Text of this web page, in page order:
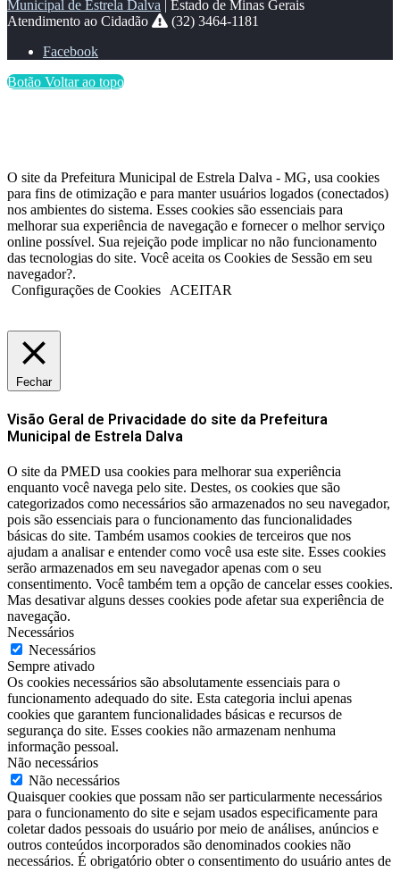
Municipal de Estrela Dalva | Estado de Minas Gerais
Atendimento ao Cidadão
(32) 3464-1181
Facebook
Botão Voltar ao topo
O site da Prefeitura Municipal de Estrela Dalva - MG, usa cookies
para fins de otimização e para manter usuários logados (conectados)
nos ambientes do sistema. Esses cookies são essenciais para
melhorar sua experiência de navegação e fornecer o melhor serviço
online possível. Sua rejeição pode implicar no não funcionamento
das tecnologias do site. Você aceita os Cookies de Sessão em seu
navegador?.
Configurações de Cookies
ACEITAR
Fechar
Visão Geral de Privacidade do site da Prefeitura
Municipal de Estrela Dalva
O site da PMED usa cookies para melhorar sua experiência
enquanto você navega pelo site. Destes, os cookies que são
categorizados como necessários são armazenados no seu navegador,
pois são essenciais para o funcionamento das funcionalidades
básicas do site. Também usamos cookies de terceiros que nos
ajudam a analisar e entender como você usa este site. Esses cookies
serão armazenados em seu navegador apenas com o seu
consentimento. Você também tem a opção de cancelar esses cookies.
Mas desativar alguns desses cookies pode afetar sua experiência de
navegação.
Necessários
Necessários
Sempre ativado
Os cookies necessários são absolutamente essenciais para o
funcionamento adequado do site. Esta categoria inclui apenas
cookies que garantem funcionalidades básicas e recursos de
segurança do site. Esses cookies não armazenam nenhuma
informação pessoal.
Não necessários
Não necessários
Quaisquer cookies que possam não ser particularmente necessários
para o funcionamento do site e sejam usados ​​especificamente para
coletar dados pessoais do usuário por meio de análises, anúncios e
outros conteúdos incorporados são denominados cookies não
necessários. É obrigatório obter o consentimento do usuário antes de